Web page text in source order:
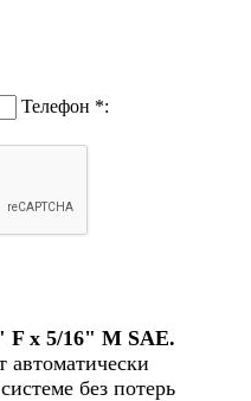
Телефон *:
F х 5/16" M SAE.
автоматически
без потерь